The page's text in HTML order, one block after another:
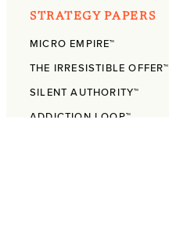
STRATEGY PAPERS
MICRO EMPIRE™
THE IRRESISTIBLE OFFER™
SILENT AUTHORITY™
ADDICTION LOOP™